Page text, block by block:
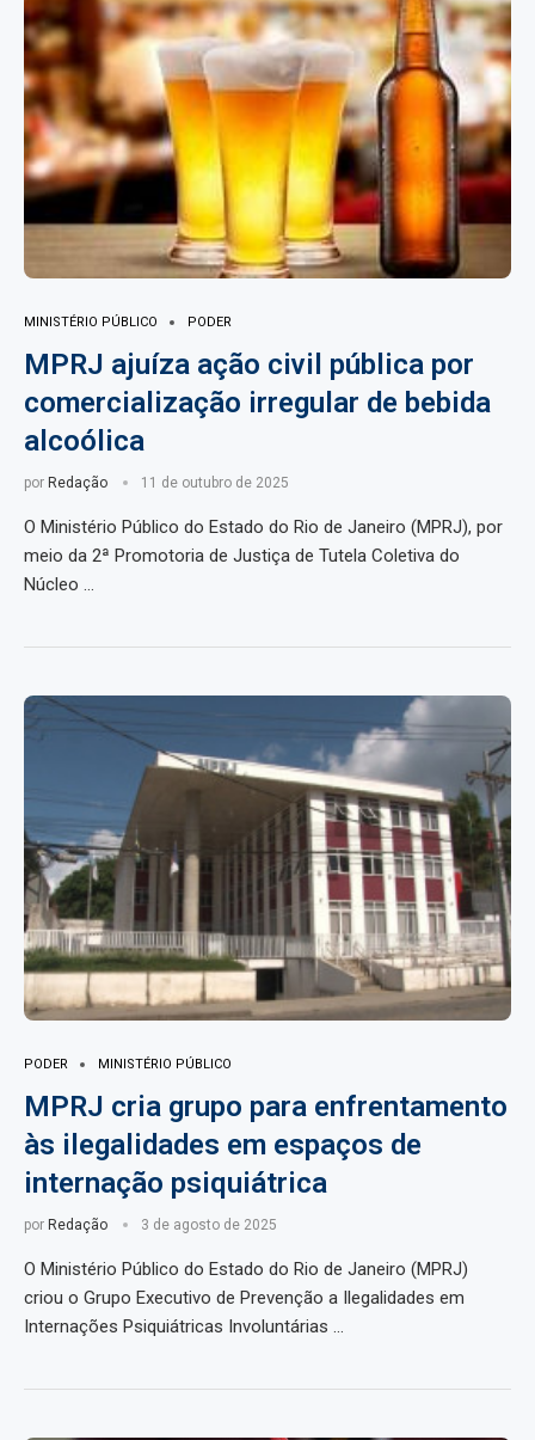
MINISTÉRIO PÚBLICO PODER
MPRJ ajuíza ação civil pública por
comercialização irregular de bebida
alcoólica
por Redação 11 de outubro de 2025
O Ministério Público do Estado do Rio de Janeiro (MPRJ), por
meio da 2ª Promotoria de Justiça de Tutela Coletiva do
Núcleo …
PODER MINISTÉRIO PÚBLICO
MPRJ cria grupo para enfrentamento
às ilegalidades em espaços de
internação psiquiátrica
por Redação 3 de agosto de 2025
O Ministério Público do Estado do Rio de Janeiro (MPRJ)
criou o Grupo Executivo de Prevenção a Ilegalidades em
Internações Psiquiátricas Involuntárias …